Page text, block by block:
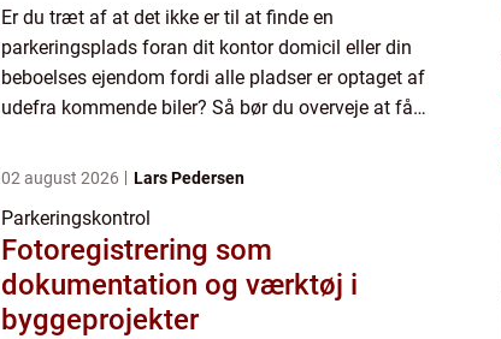
Er du træt af at det ikke er til at finde en
parkeringsplads foran dit kontor domicil eller din
beboelses ejendom fordi alle pladser er optaget af
udefra kommende biler? Så bør du overveje at få
parkeringskontrol...
02 august 2026 Lars Pedersen
Parkeringskontrol
Fotoregistrering som
dokumentation og værktøj i
byggeprojekter